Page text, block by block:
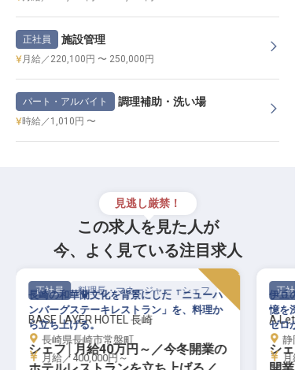
正社員 施設管理
月給／220,100円 〜 250,000円
パート・アルバイト 調理補助・洗い場
時給／1,010円 〜
見逃し厳禁！
この求人を見た人が
今、よく見ている注目求人
正社員 料理長・マネージャー・シェフ
BASE LAYER HOTEL 長崎
シェフ│月給40万円～／今冬開業の
長崎の和華蘭文化を背景にした「ニューハ
ンバーグステーキレストラン」を、料理か
ら立ち上げる。
長崎県長崎市常盤町
月給／400,000円～
正社
A
シ
伊豆
憶を
ゼロ
静